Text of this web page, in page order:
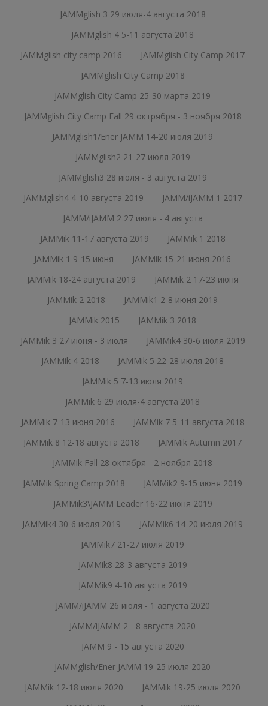
JAMMglish 3 29 июля-4 августа 2018
JAMMglish 4 5-11 августа 2018
JAMMglish city camp 2016
JAMMglish City Camp 2017
JAMMglish City Camp 2018
JAMMglish City Camp 25-30 марта 2019
JAMMglish City Camp Fall 29 октрября - 3 ноября 2018
JAMMglish1/Ener JAMM 14-20 июля 2019
JAMMglish2 21-27 июля 2019
JAMMglish3 28 июля - 3 августа 2019
JAMMglish4 4-10 августа 2019
JAMM/iJAMM 1 2017
JAMM/iJAMM 2 27 июля - 4 августа
JAMMik 11-17 августа 2019
JAMMik 1 2018
JAMMik 1 9-15 июня
JAMMik 15-21 июня 2016
JAMMik 18-24 августа 2019
JAMMik 2 17-23 июня
JAMMik 2 2018
JAMMik1 2-8 июня 2019
JAMMik 2015
JAMMik 3 2018
JAMMik 3 27 июня - 3 июля
JAMMik4 30-6 июля 2019
JAMMik 4 2018
JAMMik 5 22-28 июля 2018
JAMMik 5 7-13 июля 2019
JAMMik 6 29 июля-4 августа 2018
JAMMik 7-13 июня 2016
JAMMik 7 5-11 августа 2018
JAMMik 8 12-18 августа 2018
JAMMik Autumn 2017
JAMMik Fall 28 октября - 2 ноября 2018
JAMMik Spring Camp 2018
JAMMik2 9-15 июня 2019
JAMMik3\JAMM Leader 16-22 июня 2019
JAMMik4 30-6 июля 2019
JAMMik6 14-20 июля 2019
JAMMik7 21-27 июля 2019
JAMMik8 28-3 августа 2019
JAMMik9 4-10 августа 2019
JAMM/iJAMM 26 июля - 1 августа 2020
JAMM/iJAMM 2 - 8 августа 2020
JAMM 9 - 15 августа 2020
JAMMglish/Ener JAMM 19-25 июля 2020
JAMMik 12-18 июля 2020
JAMMik 19-25 июля 2020